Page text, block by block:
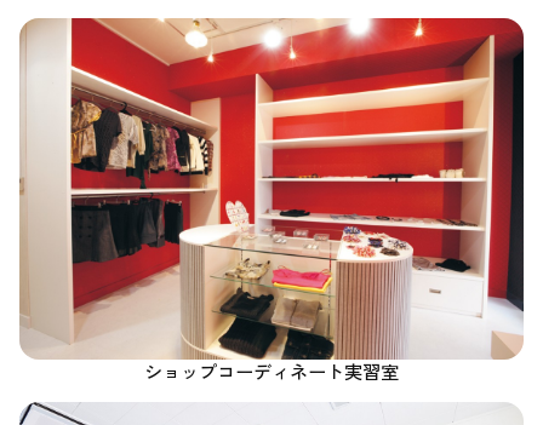
ショップコーディネート実習室